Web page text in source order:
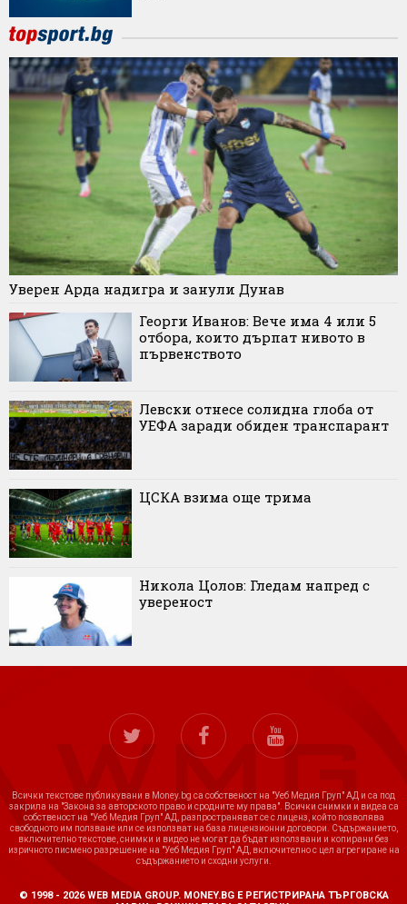
Уверен Арда надигра и занули Дунав
Георги Иванов: Вече има 4 или 5
отбора, които дърпат нивото в
първенството
Левски отнесе солидна глоба от
УЕФА заради обиден транспарант
ЦСКА взима още трима
Никола Цолов: Гледам напред с
увереност
Всички текстове публикувани в Money.bg са собственост на "Уеб Медия Груп" АД и са под
закрила на "Закона за авторското право и сродните му права". Всички снимки и видеа са
собственост на "Уеб Медия Груп" АД, разпространяват се с лиценз, който позволява
свободното им ползване или се използват на база лицензионни договори. Съдържанието,
включително текстове, снимки и видео не могат да бъдат използвани и копирани без
изричното писмено разрешение на "Уеб Медия Груп" АД, включително с цел агрегиране на
съдържанието и сходни услуги.
© 1998 - 2026 WEB MEDIA GROUP. MONEY.BG Е РЕГИСТРИРАНА ТЪРГОВСКА